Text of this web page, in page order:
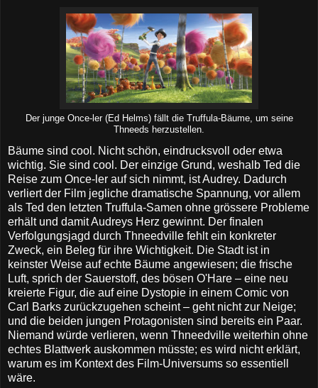
Der junge Once-ler (Ed Helms) fällt die Truffula-Bäume, um seine
Thneeds herzustellen.
Bäume sind cool. Nicht schön, eindrucksvoll oder etwa
wichtig. Sie sind cool. Der einzige Grund, weshalb Ted die
Reise zum Once-ler auf sich nimmt, ist Audrey. Dadurch
verliert der Film jegliche dramatische Spannung, vor allem
als Ted den letzten Truffula-Samen ohne grössere Probleme
erhält und damit Audreys Herz gewinnt. Der finalen
Verfolgungsjagd durch Thneedville fehlt ein konkreter
Zweck, ein Beleg für ihre Wichtigkeit. Die Stadt ist in
keinster Weise auf echte Bäume angewiesen; die frische
Luft, sprich der Sauerstoff, des bösen O'Hare – eine neu
kreierte Figur, die auf eine Dystopie in einem Comic von
Carl Barks zurückzugehen scheint – geht nicht zur Neige;
und die beiden jungen Protagonisten sind bereits ein Paar.
Niemand würde verlieren, wenn Thneedville weiterhin ohne
echtes Blattwerk auskommen müsste; es wird nicht erklärt,
warum es im Kontext des Film-Universums so essentiell
wäre.